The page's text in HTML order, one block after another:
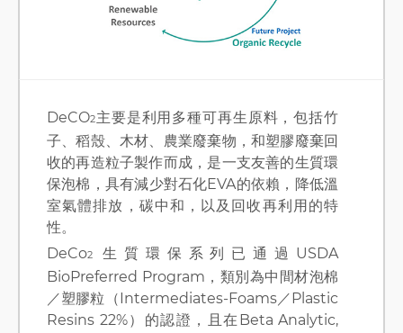
DeCO2主要是利用多種可再生原料，包括竹
子、稻殼、木材、農業廢棄物，和塑膠廢棄回
收的再造粒子製作而成，是一支友善的生質環
保泡棉，具有減少對石化EVA的依賴，降低溫
室氣體排放，碳中和，以及回收再利用的特
性。
DeCo2 生質環保系列已通過USDA
BioPreferred Program，類別為中間材泡棉
／塑膠粒（Intermediates-Foams／Plastic
Resins 22%）的認證，且在Beta Analytic,